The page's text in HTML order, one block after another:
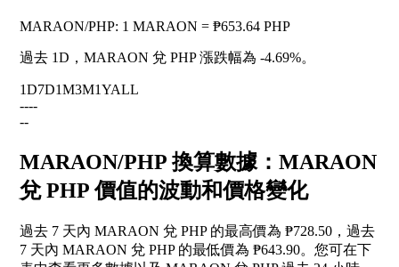
MARAON/PHP: 1 MARAON = ₱653.64 PHP
過去 1D，MARAON 兌 PHP 漲跌幅為 -4.69%。
1D7D1M3M1YALL
----
--
MARAON/PHP 換算數據：MARAON
兌 PHP 價值的波動和價格變化
過去 7 天內 MARAON 兌 PHP 的最高價為 ₱728.50，過去
7 天內 MARAON 兌 PHP 的最低價為 ₱643.90。您可在下